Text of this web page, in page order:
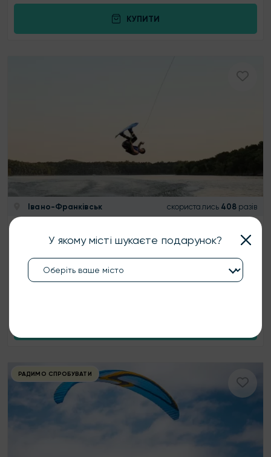
КУПИТИ
Івано-Франківськ скористались 408 разів
Подарунковий сертифікат на вейкбординг від “ТвоЄ” -
найкращий сертифікат, який гарантує азарт, драйв,
викид адреналіну!
РАДИМО СПРОБУВАТИ
У якому місті шукаєте подарунок?